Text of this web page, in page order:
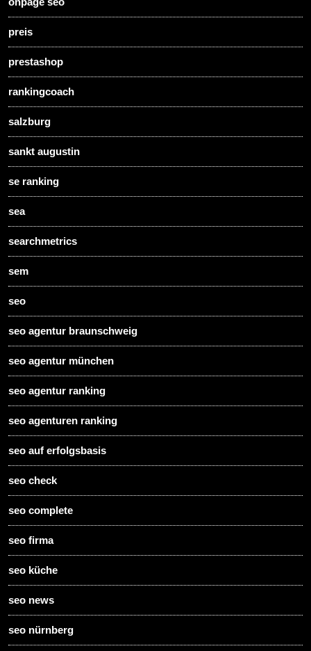
preis
prestashop
rankingcoach
salzburg
sankt augustin
se ranking
sea
searchmetrics
sem
seo
seo agentur braunschweig
seo agentur münchen
seo agentur ranking
seo agenturen ranking
seo auf erfolgsbasis
seo check
seo complete
seo firma
seo küche
seo news
seo nürnberg